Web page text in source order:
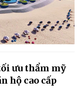
ưu thẩm mỹ
hộ cao cấp